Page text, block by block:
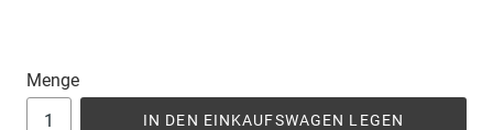
Menge
IN DEN EINKAUFSWAGEN LEGEN